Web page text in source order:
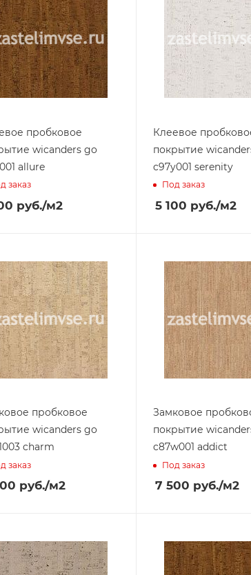
пробковое
wicanders go
allure
заказ
руб./м2
Клеевое
покрытие
c97y001 serenity
Под заказ
5 100 руб./м2
пробковое
wicanders go
charm
заказ
руб./м2
Замковое
покрытие
c87w001 addict
Под заказ
7 500 руб./м2